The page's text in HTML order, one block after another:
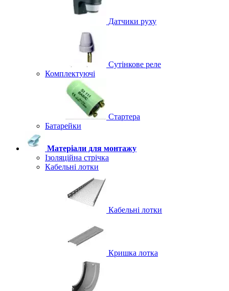
Датчики руху
Сутінкове реле
Комплектуючі
Стартера
Батарейки
Матеріали для монтажу
Ізоляційна стрічка
Кабельні лотки
Кабельні лотки
Кришка лотка